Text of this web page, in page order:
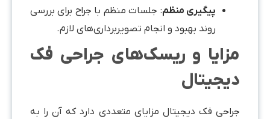
پیگیری منظم: جلسات منظم با جراح برای بررسی
روند بهبود و انجام تصویربرداری‌های لازم.
و ریسک‌های جراحی فک
فک دیجیتال مزایای متعددی دارد که آن را به